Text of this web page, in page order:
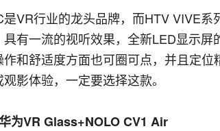
是VR行业的龙头品牌，而HTV VIVE
具有一流的视听效果，全新LED显示
作和舒适度方面也可圈可点，并且定
影体验，一定要选择这款。
为VR Glass+NOLO CV1 Air